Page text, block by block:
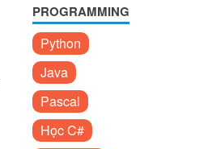
PROGRAMMING
Python
Java
Pascal
Học C#